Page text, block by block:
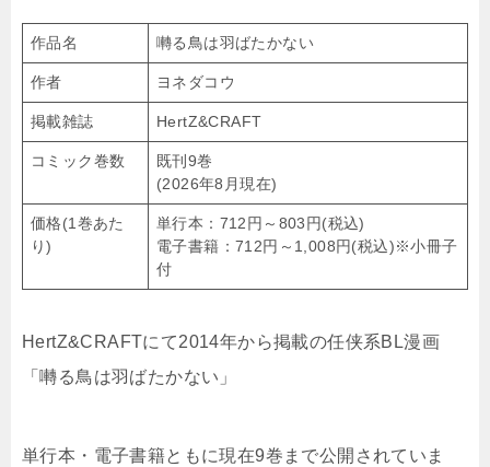
作品名 囀る鳥は羽ばたかない
作者 ヨネダコウ
掲載雑誌 HertZ&CRAFT
コミック巻数
既刊9巻
(2026年8月現在)
価格(1巻あた
り)
単行本：712円～803円(税込)
電子書籍：712円～1,008円(税込)※小冊子
付
HertZ&CRAFTにて2014年から掲載の任侠系BL漫画
「囀る鳥は羽ばたかない」
単行本・電子書籍ともに現在9巻まで公開されていま